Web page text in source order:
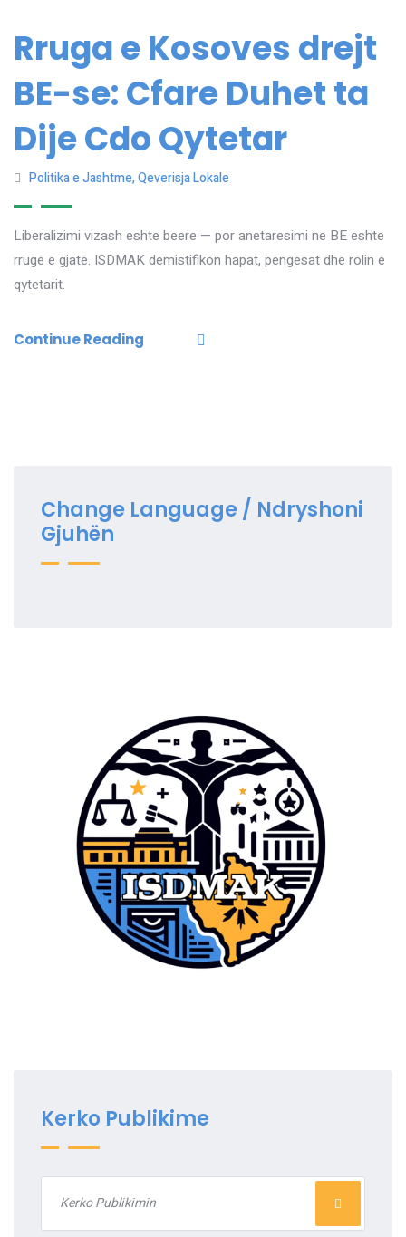
Rruga e Kosoves drejt
BE-se: Cfare Duhet ta
Dije Cdo Qytetar
Politika e Jashtme,Qeverisja Lokale
Liberalizimi vizash eshte beere — por anetaresimi ne BE eshte
rruge e gjate. ISDMAK demistifikon hapat, pengesat dhe rolin e
qytetarit.
Continue Reading
Change Language / Ndryshoni
Gjuhën
Kerko Publikime